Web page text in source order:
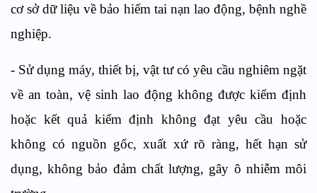
cơ sở dữ liệu về bảo hiểm tai nạn lao động, bệnh nghề
nghiệp.
- Sử dụng máy, thiết bị, vật tư có yêu cầu nghiêm ngặt
về an toàn, vệ sinh lao động không được kiểm định
hoặc kết quả kiểm định không đạt yêu cầu hoặc
không có nguồn gốc, xuất xứ rõ ràng, hết hạn sử
dụng, không bảo đảm chất lượng, gây ô nhiễm môi